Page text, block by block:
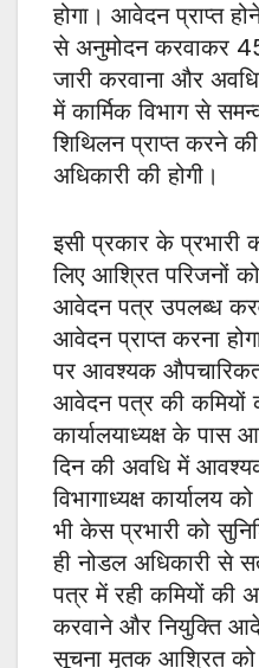
होगा। आवेदन प्राप्त
से अनुमोदन करवाकर
जारी करवाना और
में कार्मिक विभाग से
शिथिलन प्राप्त करने की
अधिकारी की होगी।
इसी प्रकार के प्रभारी
लिए आश्रित परिजनों
आवेदन पत्र उपलब्ध
आवेदन प्राप्त करना
पर आवश्यक
आवेदन पत्र की कमियों
कार्यालयाध्यक्ष के पास
दिन की अवधि में
विभागाध्यक्ष कार्यालय
भी केस प्रभारी को
ही नोडल अधिकारी से
पत्र में रही कमियों की
करवाने और नियुक्ति
सूचना मृतक आश्रित को